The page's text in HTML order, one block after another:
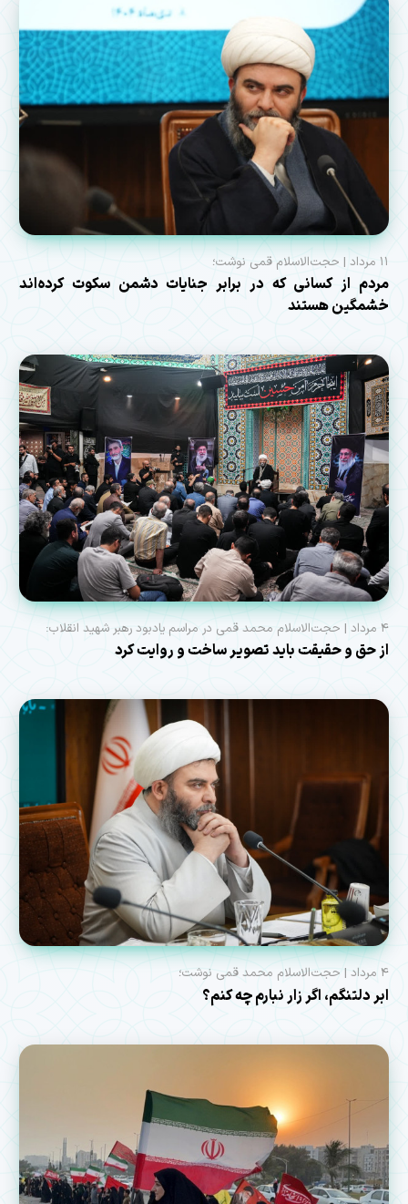
۱۱ مرداد | حجت‌الاسلام قمی نوشت؛
مردم از کسانی که در برابر جنایات دشمن سکوت کرده‌اند
خشمگین هستند
۴ مرداد | حجت‌الاسلام محمد قمی در مراسم یادبود رهبر شهید انقلاب:
از حق و حقیقت باید تصویر ساخت و روایت کرد
۴ مرداد | حجت‌الاسلام محمد قمی نوشت؛
ابر دلتنگم، اگر زار نبارم چه کنم؟